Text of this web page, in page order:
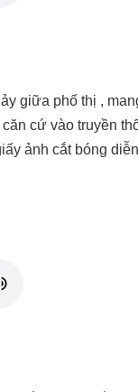
giữa phố thị ,
cứ vào truyền
ảnh cắt bóng